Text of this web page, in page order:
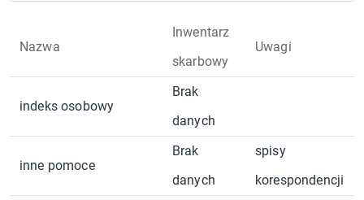
Nazwa
Inwentarz
skarbowy
Uwagi
indeks osobowy
Brak
danych
inne pomoce
Brak
danych
spisy
korespondencji